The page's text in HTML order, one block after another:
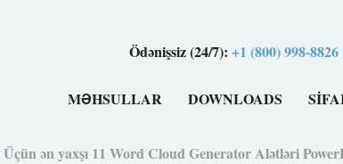
Ödənişsiz (24/7):+1 (800) 998-8826
MƏHSULLAR DOWNLOADS
Üçün ən yaxşı 11 Word Cloud Generator Alətləri